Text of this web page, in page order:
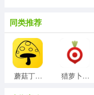
区别于别的招聘网站集
性I水平和运营能力，
整个过程服务项目，
的高效率。猎萝卜协
供大量的顶尖人才，
同类推荐
蘑菇丁官方版v3.4.2安卓版 猎萝卜官方版